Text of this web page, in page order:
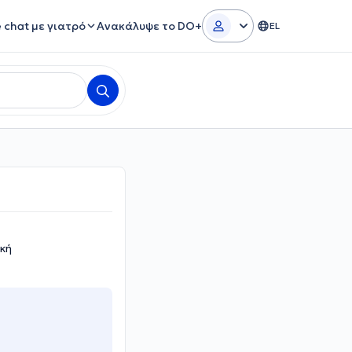
chat με γιατρό Ανακάλυψε το DO+ EL